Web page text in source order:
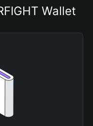
Wallet